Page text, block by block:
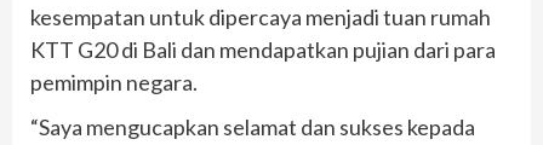
kesempatan untuk dipercaya menjadi tuan rumah
KTT G20 di Bali dan mendapatkan pujian dari para
pemimpin negara.
“Saya mengucapkan selamat dan sukses kepada